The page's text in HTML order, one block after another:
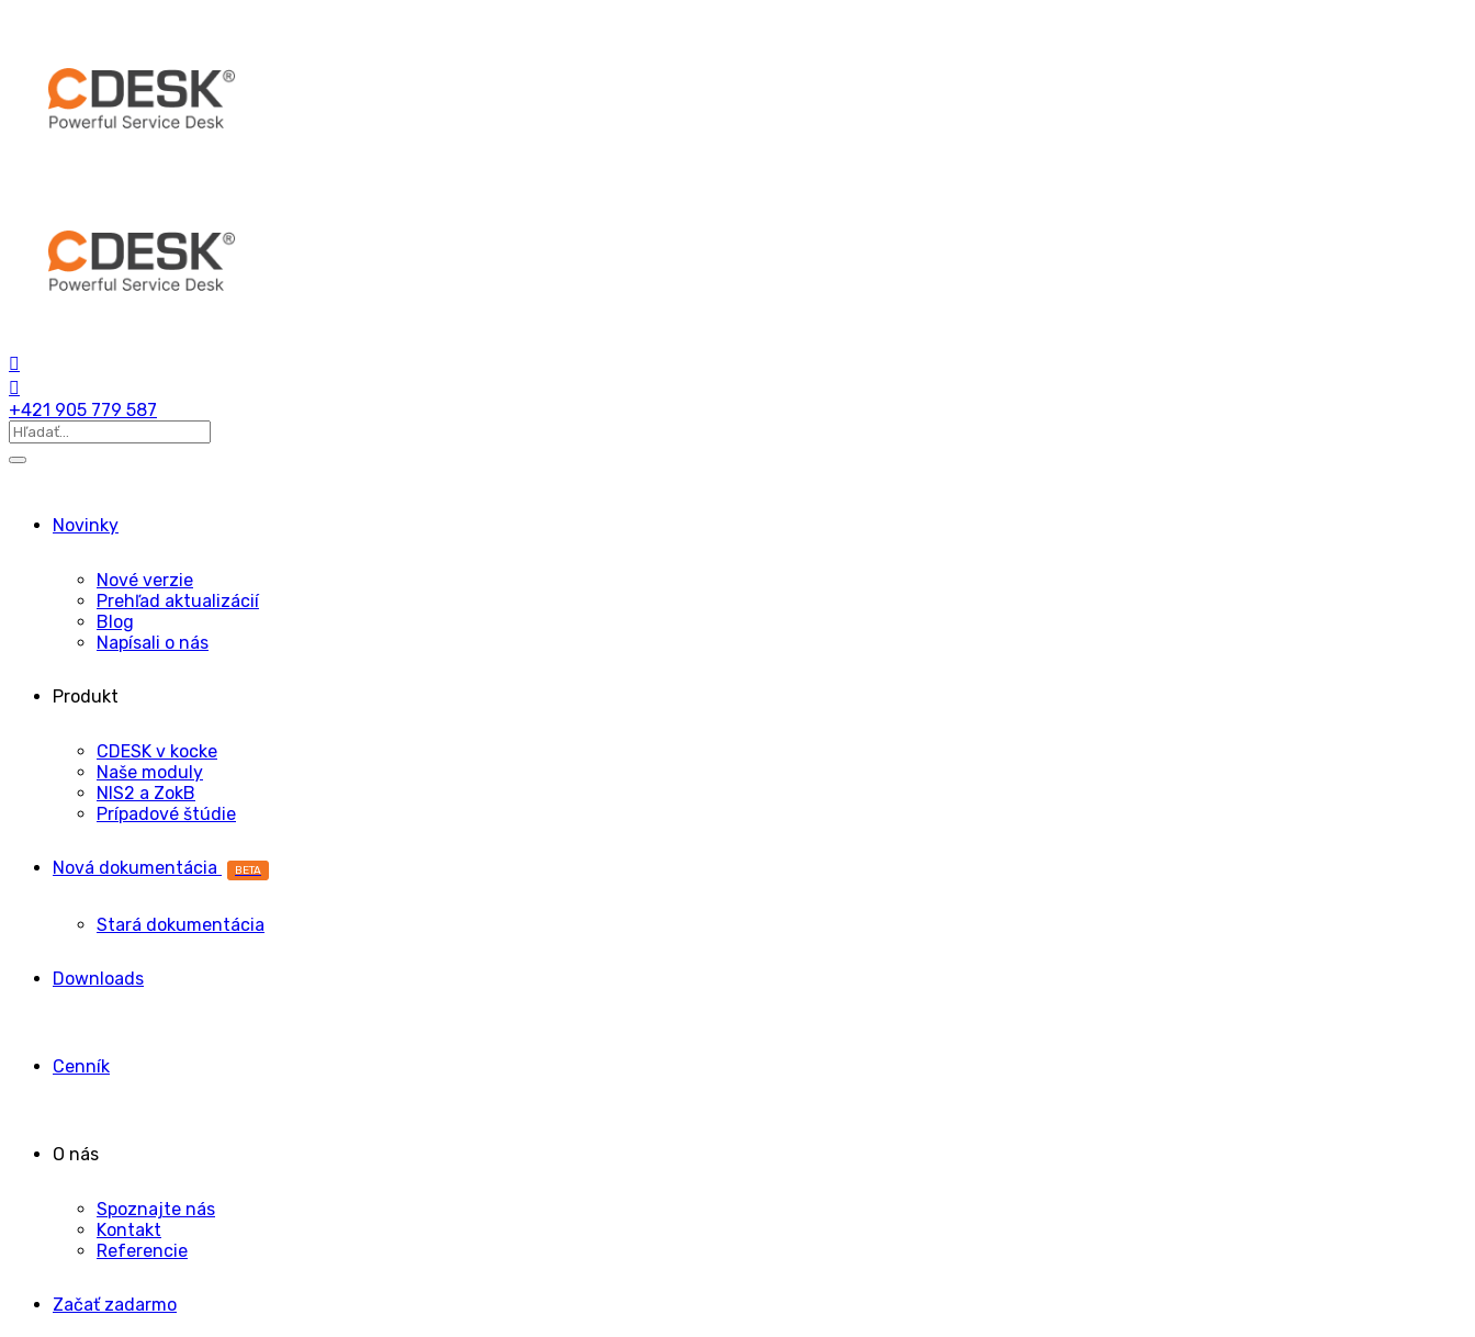
+421 905 779 587
Novinky
Nové verzie
Prehľad aktualizácií
Blog
Napísali o nás
Produkt
CDESK v kocke
Naše moduly
NIS2 a ZokB
Prípadové štúdie
Nová dokumentácia BETA
Stará dokumentácia
Downloads
Cenník
O nás
Spoznajte nás
Kontakt
Referencie
Začať zadarmo